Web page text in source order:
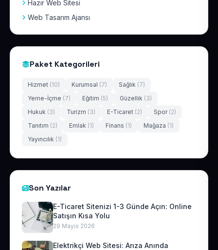
Hazır Web Sitesi
Web Tasarım Ajansı
Paket Kategorileri
Hizmet (10) Kurumsal (7) Sağlık (7)
Yeme-İçme (7) Eğitim (5) Güzellik (3)
Hukuk (3) Turizm (3) E-Ticaret (2) Spor (2)
Tanıtım (2) Emlak (1) Finans (1) Mağaza (1)
Yayıncılık (1)
Son Yazılar
E-Ticaret Sitenizi 1-3 Günde Açın: Online
Satışın Kısa Yolu
29 Mayıs 2026
Elektrikçi Web Sitesi: Arıza Anında